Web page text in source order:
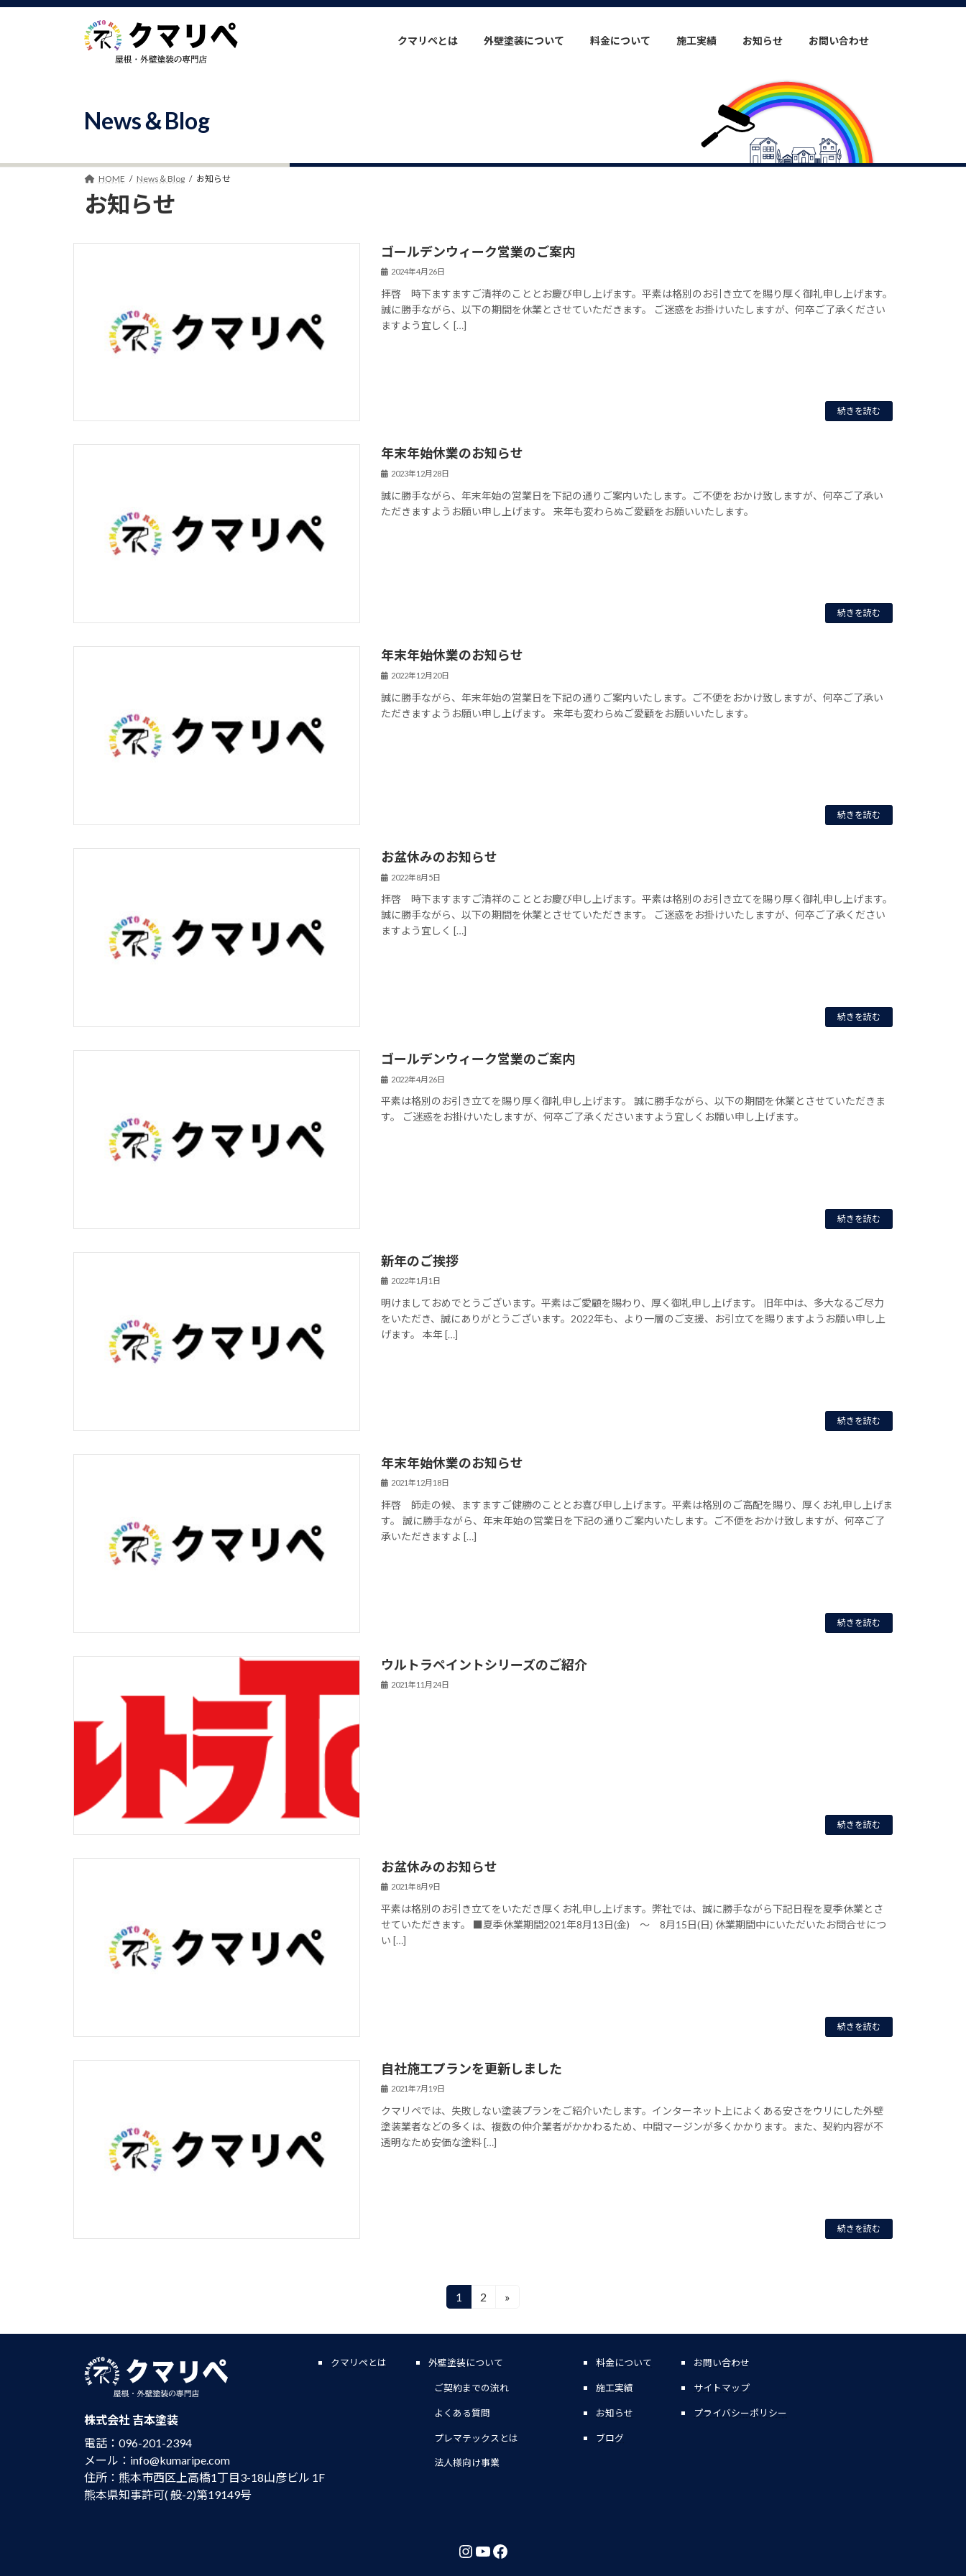
コ
プ
ナ
動
クマリペとは 外壁塗装について 料金について 施工実績 お知らせ お問い合わせ
News＆Blog
HOME News＆Blog お知らせ
お知らせ
ゴールデンウィーク営業のご案内
2024年4月26日
拝啓 時下ますますご清祥のこととお慶び申し上げます。平素は格別のお引き立てを賜り厚く御礼申し上げます。
誠に勝手ながら、以下の期間を休業とさせていただきます。 ご迷惑をお掛けいたしますが、何卒ご了承ください
ますよう宜しく […]
続きを読む
年末年始休業のお知らせ
2023年12月28日
誠に勝手ながら、年末年始の営業日を下記の通りご案内いたします。ご不便をおかけ致しますが、何卒ご了承い
ただきますようお願い申し上げます。 来年も変わらぬご愛顧をお願いいたします。
続きを読む
年末年始休業のお知らせ
2022年12月20日
誠に勝手ながら、年末年始の営業日を下記の通りご案内いたします。ご不便をおかけ致しますが、何卒ご了承い
ただきますようお願い申し上げます。 来年も変わらぬご愛顧をお願いいたします。
続きを読む
お盆休みのお知らせ
2022年8月5日
拝啓 時下ますますご清祥のこととお慶び申し上げます。平素は格別のお引き立てを賜り厚く御礼申し上げます。
誠に勝手ながら、以下の期間を休業とさせていただきます。 ご迷惑をお掛けいたしますが、何卒ご了承ください
ますよう宜しく […]
続きを読む
ゴールデンウィーク営業のご案内
2022年4月26日
平素は格別のお引き立てを賜り厚く御礼申し上げます。 誠に勝手ながら、以下の期間を休業とさせていただきま
す。 ご迷惑をお掛けいたしますが、何卒ご了承くださいますよう宜しくお願い申し上げます。
続きを読む
新年のご挨拶
2022年1月1日
明けましておめでとうございます。平素はご愛顧を賜わり、厚く御礼申し上げます。 旧年中は、多大なるご尽力
をいただき、誠にありがとうございます。2022年も、より一層のご支援、お引立てを賜りますようお願い申し上
げます。 本年 […]
続きを読む
年末年始休業のお知らせ
2021年12月18日
拝啓 師走の候、ますますご健勝のこととお喜び申し上げます。平素は格別のご高配を賜り、厚くお礼申し上げま
す。 誠に勝手ながら、年末年始の営業日を下記の通りご案内いたします。ご不便をおかけ致しますが、何卒ご了
承いただきますよ […]
続きを読む
ウルトラペイントシリーズのご紹介
2021年11月24日
続きを読む
お盆休みのお知らせ
2021年8月9日
平素は格別のお引き立てをいただき厚くお礼申し上げます。弊社では、誠に勝手ながら下記日程を夏季休業とさ
せていただきます。 ■夏季休業期間2021年8月13日(金) ～ 8月15日(日) 休業期間中にいただいたお問合せにつ
い […]
続きを読む
自社施工プランを更新しました
2021年7月19日
クマリペでは、失敗しない塗装プランをご紹介いたします。インターネット上によくある安さをウリにした外壁
塗装業者などの多くは、複数の仲介業者がかかわるため、中間マージンが多くかかります。また、契約内容が不
透明なため安価な塗料 […]
続きを読む
の
ペ
ー
ジ
送
り
固
ペ
ジ
1
固
ペ
ジ
2 »
株式会社 吉本塗装
電話：096-201-2394
メール：info@kumaripe.com
住所：熊本市西区上高橋1丁目3-18山彦ビル 1F
熊本県知事許可( 般-2)第19149号
クマリペとは 外壁塗装について
ご契約までの流れ
よくある質問
プレマテックスとは
法人様向け事業
料金について
施工実績
お知らせ
ブログ
お問い合わせ
サイトマップ
プライバシーポリシー
Instagram
YouTube
Facebook